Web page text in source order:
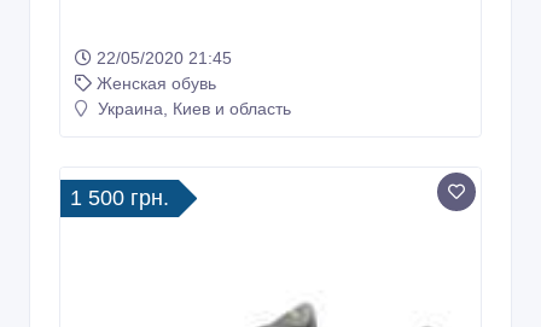
22/05/2020 21:45
Женская обувь
Украина, Киев и область
1 500 грн.